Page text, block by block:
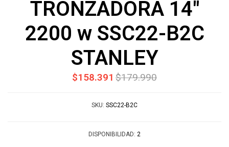
TRONZADORA 14"
2200 w SSC22-B2C
STANLEY
$158.391 $179.990
SKU: SSC22-B2C
DISPONIBILIDAD: 2